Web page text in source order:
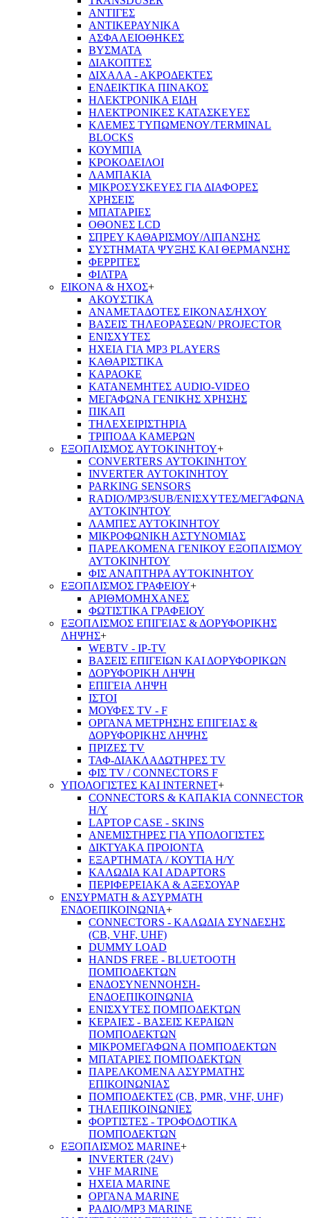
ΑΝΤΙΓΕΣ
ΑΝΤΙΚΕΡΑΥΝΙΚΑ
ΑΣΦΑΛΕΙΟΘΗΚΕΣ
ΒΥΣΜΑΤΑ
ΔΙΑΚΟΠΤΕΣ
ΔΙΧΑΛΑ - ΑΚΡΟΔΕΚΤΕΣ
ΕΝΔΕΙΚΤΙΚΑ ΠΙΝΑΚΟΣ
ΗΛΕΚΤΡΟΝΙΚΑ ΕΙΔΗ
ΗΛΕΚΤΡΟΝΙΚΕΣ ΚΑΤΑΣΚΕΥΕΣ
ΚΛΕΜΕΣ ΤΥΠΩΜΕΝΟΥ/TERMINAL
BLOCKS
ΚΟΥΜΠΙΑ
ΚΡΟΚΟΔΕΙΛΟΙ
ΛΑΜΠΑΚΙΑ
ΜΙΚΡΟΣΥΣΚΕΥΕΣ ΓΙΑ ΔΙΑΦΟΡΕΣ
ΧΡΗΣΕΙΣ
ΜΠΑΤΑΡΙΕΣ
ΟΘΟΝΕΣ LCD
ΣΠΡΕΥ ΚΑΘΑΡΙΣΜΟΥ/ΛΙΠΑΝΣΗΣ
ΣΥΣΤΗΜΑΤΑ ΨΥΞΗΣ ΚΑΙ ΘΕΡΜΑΝΣΗΣ
ΦΕΡΡΙΤΕΣ
ΦΙΛΤΡΑ
ΕΙΚΟΝΑ & ΗΧΟΣ+
ΑΚΟΥΣΤΙΚΑ
ΑΝΑΜΕΤΑΔΟΤΕΣ ΕΙΚΟΝΑΣ/ΗΧΟΥ
ΒΑΣΕΙΣ ΤΗΛΕOΡΑΣΕΩΝ/ PROJECTOR
ΕΝΙΣΧΥΤΕΣ
ΗΧΕΙΑ ΓΙΑ MP3 PLAYERS
ΚΑΘΑΡΙΣΤΙΚΑ
ΚΑΡΑΟΚΕ
ΚΑΤΑΝΕΜΗΤΕΣ AUDIO-VIDEO
ΜΕΓΑΦΩΝΑ ΓΕΝΙΚΗΣ ΧΡΗΣΗΣ
ΠΙΚΑΠ
ΤΗΛΕΧΕΙΡΙΣΤΗΡΙΑ
ΤΡΙΠΟΔΑ ΚΑΜΕΡΩΝ
ΕΞΟΠΛΙΣΜΟΣ ΑΥΤΟΚΙΝΗΤΟΥ+
CONVERTERS ΑΥΤΟΚΙΝΗΤΟΥ
INVERTER ΑΥΤΟΚΙΝΗΤΟΥ
PARKING SENSORS
RADIO/MP3/SUB/ΕΝΙΣΧΥΤΕΣ/ΜΕΓΆΦΩΝΑ
ΑΥΤΟΚΙΝΉΤΟΥ
ΛΑΜΠΕΣ ΑΥΤΟΚΙΝΗΤΟΥ
ΜΙΚΡΟΦΩΝΙΚΗ ΑΣΤΥΝΟΜΙΑΣ
ΠΑΡΕΛΚΟΜΕΝΑ ΓΕΝΙΚΟΥ ΕΞΟΠΛΙΣΜΟΥ
ΑΥΤΟΚΙΝΗΤΟΥ
ΦΙΣ ΑΝΑΠΤΗΡΑ ΑΥΤΟΚΙΝΗΤΟΥ
ΕΞΟΠΛΙΣΜΟΣ ΓΡΑΦΕΙΟΥ+
ΑΡΙΘΜΟΜΗΧΑΝΕΣ
ΦΩΤΙΣΤΙΚΑ ΓΡΑΦΕΙΟΥ
ΕΞΟΠΛΙΣΜΟΣ ΕΠΙΓΕΙΑΣ & ΔΟΡΥΦΟΡΙΚΗΣ
ΛΗΨΗΣ+
WEBTV - IP-TV
ΒΑΣΕΙΣ ΕΠΙΓΕΙΩΝ ΚΑΙ ΔΟΡΥΦΟΡΙΚΩΝ
ΔΟΡΥΦΟΡΙΚΗ ΛΗΨΗ
ΕΠΙΓΕΙA ΛΗΨΗ
ΙΣΤΟΙ
ΜΟΥΦΕΣ TV - F
ΟΡΓΑΝΑ ΜΕΤΡΗΣΗΣ ΕΠΙΓΕΙΑΣ &
ΔΟΡΥΦΟΡΙΚΗΣ ΛΗΨΗΣ
ΠΡΙΖΕΣ TV
ΤΑΦ-ΔΙΑΚΛΑΔΩΤΗΡΕΣ TV
ΦΙΣ TV / CONNECTORS F
ΥΠΟΛΟΓΙΣΤΕΣ ΚΑΙ INTERNET+
CONNECTORS & ΚΑΠΑΚΙΑ CONNECTOR
Η/Υ
LAPTOP CASE - SKINS
ΑΝΕΜΙΣΤΗΡΕΣ ΓΙΑ ΥΠΟΛΟΓΙΣΤΕΣ
ΔΙΚΤΥΑΚΑ ΠΡΟΙΟΝΤΑ
ΕΞΑΡΤΗΜΑΤΑ / ΚΟΥΤΙΑ Η/Υ
ΚΑΛΩΔΙΑ ΚΑΙ ADAPTORS
ΠΕΡΙΦΕΡΕΙΑΚΑ & ΑΞΕΣΟΥΑΡ
ΕΝΣΥΡΜΑΤΗ & ΑΣΥΡΜΑΤΗ
ΕΝΔΟΕΠΙΚΟΙΝΩΝΙΑ+
CONNECTORS - ΚΑΛΩΔΙΑ ΣΥΝΔΕΣΗΣ
(CB, VHF, UHF)
DUMMY LOAD
HANDS FREE - BLUETOOTH
ΠΟΜΠΟΔΕΚΤΩΝ
ΕΝΔΟΣΥΝΕΝΝΟΗΣΗ-
ΕΝΔΟΕΠΙΚΟΙΝΩΝΙΑ
ΕΝΙΣΧΥΤΕΣ ΠΟΜΠΟΔΕΚΤΩΝ
ΚΕΡΑΙΕΣ - ΒΑΣΕΙΣ ΚΕΡΑΙΩΝ
ΠΟΜΠΟΔΕΚΤΩΝ
ΜΙΚΡΟΜΕΓΑΦΩΝΑ ΠΟΜΠΟΔΕΚΤΩΝ
ΜΠΑΤΑΡΙΕΣ ΠΟΜΠΟΔΕΚΤΩΝ
ΠΑΡΕΛΚΟΜΕΝΑ ΑΣΥΡΜΑΤΗΣ
ΕΠΙΚΟΙΝΩΝΙΑΣ
ΠΟΜΠΟΔΕΚΤΕΣ (CB, PMR, VHF, UHF)
ΤΗΛΕΠΙΚΟΙΝΩΝΙΕΣ
ΦΟΡΤΙΣΤΕΣ - ΤΡΟΦΟΔΟΤΙΚΑ
ΠΟΜΠΟΔΕΚΤΩΝ
ΕΞΟΠΛΙΣΜΟΣ MARINE+
INVERTER (24V)
VHF MARINE
ΗΧΕΙΑ MARINE
ΟΡΓΑΝΑ MARINE
ΡΑΔΙΟ/MP3 MARINE